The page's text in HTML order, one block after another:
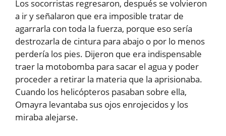
Los socorristas regresaron, después se volvieron
a ir y señalaron que era imposible tratar de
agarrarla con toda la fuerza, porque eso sería
destrozarla de cintura para abajo o por lo menos
perdería los pies. Dijeron que era indispensable
traer la motobomba para sacar el agua y poder
proceder a retirar la materia que la aprisionaba.
Cuando los helicópteros pasaban sobre ella,
Omayra levantaba sus ojos enrojecidos y los
miraba alejarse.